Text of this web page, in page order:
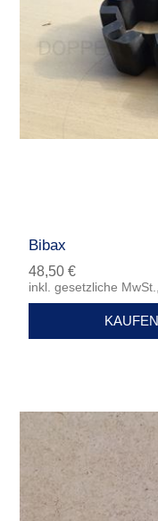
Bibax
48,50 €
inkl. gesetzliche